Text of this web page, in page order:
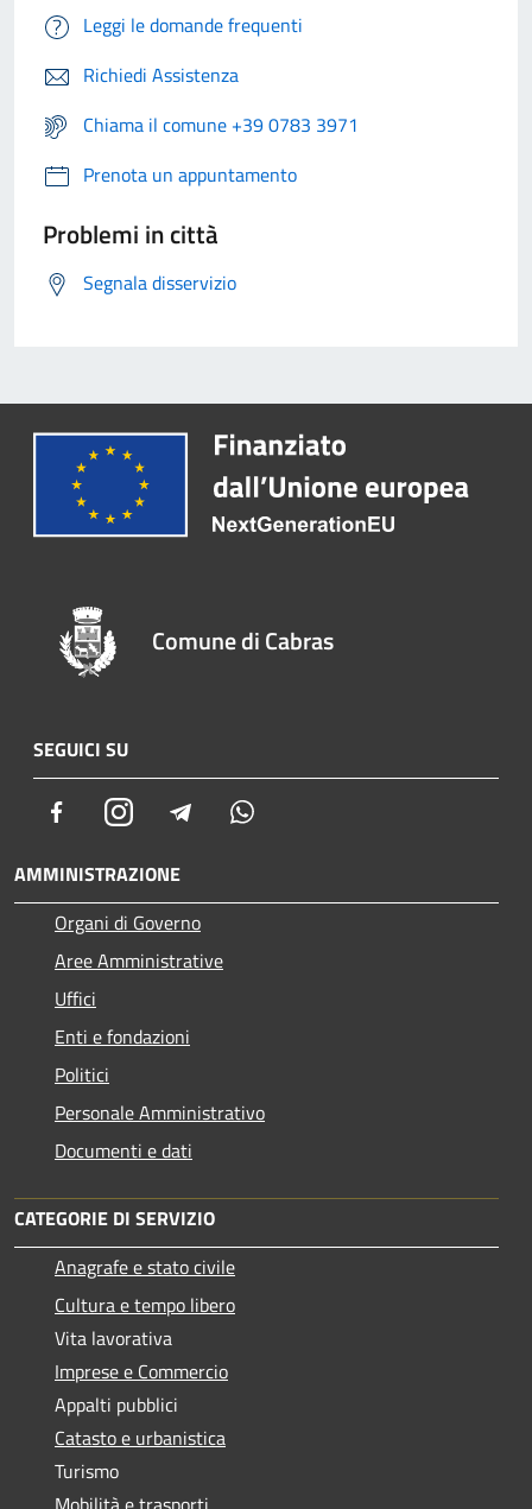
Leggi le domande frequenti
Richiedi Assistenza
Chiama il comune +39 0783 3971
Prenota un appuntamento
Problemi in città
Segnala disservizio
Comune di Cabras
SEGUICI SU
FacebookInstagram Telegram
AMMINISTRAZIONE
Organi di Governo
Aree Amministrative
Uffici
Enti e fondazioni
Politici
Personale Amministrativo
Documenti e dati
CATEGORIE DI SERVIZIO
Anagrafe e stato civile
Cultura e tempo libero
Vita lavorativa
Imprese e Commercio
Appalti pubblici
Catasto e urbanistica
Turismo